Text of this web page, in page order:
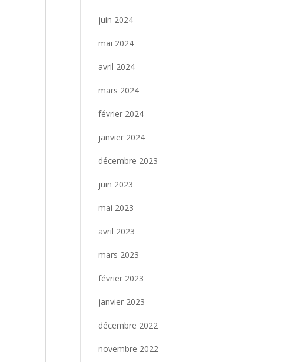
juin 2024
mai 2024
avril 2024
mars 2024
février 2024
janvier 2024
décembre 2023
juin 2023
mai 2023
avril 2023
mars 2023
février 2023
janvier 2023
décembre 2022
novembre 2022